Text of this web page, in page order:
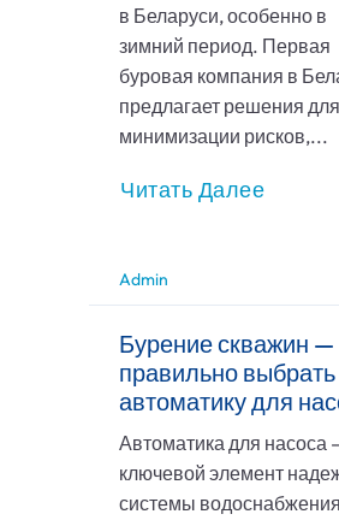
в Беларуси, особенно в
зимний период. Первая
буровая компания в
предлагает решения для
минимизации рисков,...
Читать Далее
Admin
Бурение скважин —
правильно выбрать
автоматику для
Автоматика для насоса –
ключевой элемент
системы